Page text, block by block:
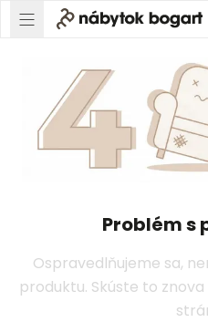
Problém s
Ospravedlňujeme sa,
produktu. Skúste to